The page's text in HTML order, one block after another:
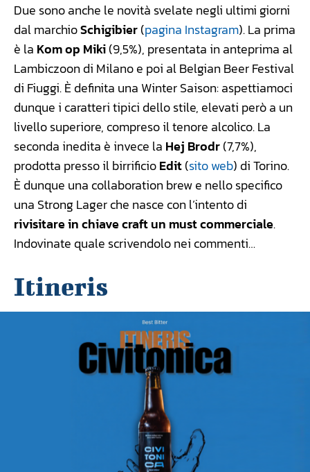
Due sono anche le novità svelate negli ultimi giorni
dal marchioSchigibier(pagina Instagram). La prima
è la Kom op Miki(9,5%), presentata in anteprima al
Lambiczoon di Milano e poi al Belgian Beer Festival
di Fiuggi. È definita una Winter Saison: aspettiamoci
dunque i caratteri tipici dello stile, elevati però a un
livello superiore, compreso il tenore alcolico. La
seconda inedita è invece la Hej Brodr(7,7%),
prodotta presso il birrificioEdit(sito web) di Torino.
È dunque una collaboration brew e nello specifico
una Strong Lager che nasce con l’intento di
rivisitare in chiave craft un must commerciale.
Indovinate quale scrivendolo nei commenti…
Itineris